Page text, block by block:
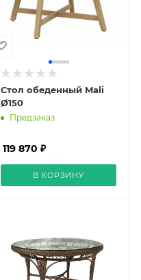
Стол обеденный Mali
Ø150
Предзаказ
119 870 ₽
В КОРЗИНУ